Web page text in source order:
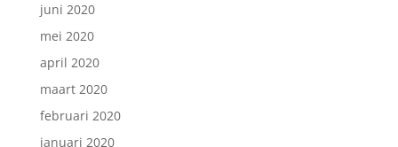
juni 2020
mei 2020
april 2020
maart 2020
februari 2020
januari 2020